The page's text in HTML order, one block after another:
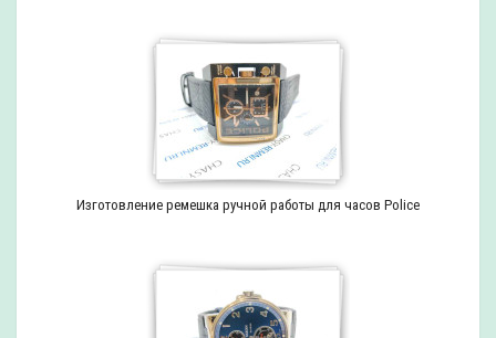
Изготовление ремешка ручной работы для часов Police